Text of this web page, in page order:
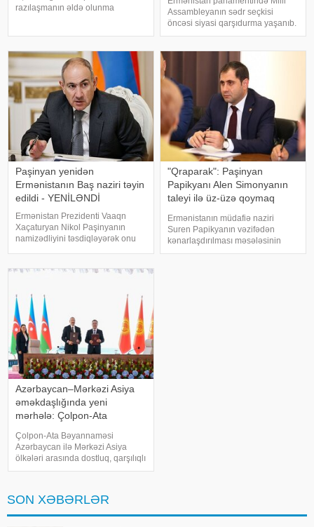
razılaşmanın əldə olunma
Mənbənin bildirdiyinə görə,
ehtimal olunan müvəqqət
Assambleyanın sədr seçkisi
öncəsi siyasi qarşıdurma yaşanıb.
KONKRET.azxəbər verir ki,
keçiriləcək qapalı səsverməd
Paşinyan yenidən
Ermənistanın Baş naziri təyin
edildi - YENİLƏNDİ
Ermənistan Prezidenti Vaaqn
Xaçaturyan Nikol Paşinyanın
namizədliyini təsdiqləyərək onu
Ermənistan Prezidentinin rəsmi
bildirilib. Sənədd
"Qraparak": Paşinyan
Papikyanı Alen Simonyanın
taleyi ilə üz-üzə qoymaq
Ermənistanın müdafiə naziri
Suren Papikyanın vəzifədən
kənarlaşdırılması məsələsinin
gündəmə gəldiyi iddia olunur.
Azərbaycan–Mərkəzi Asiya
əməkdaşlığında yeni
mərhələ: Çolpon-Ata
Çolpon-Ata Bəyannaməsi
Azərbaycan ilə Mərkəzi Asiya
ölkələri arasında dostluq, qarşılıqlı
etimad və strateji tərəfdaşlığın
kəsb edən sənəddir. Bəyannamə
siyasi, iqtisadi
SON XƏBƏRLƏR